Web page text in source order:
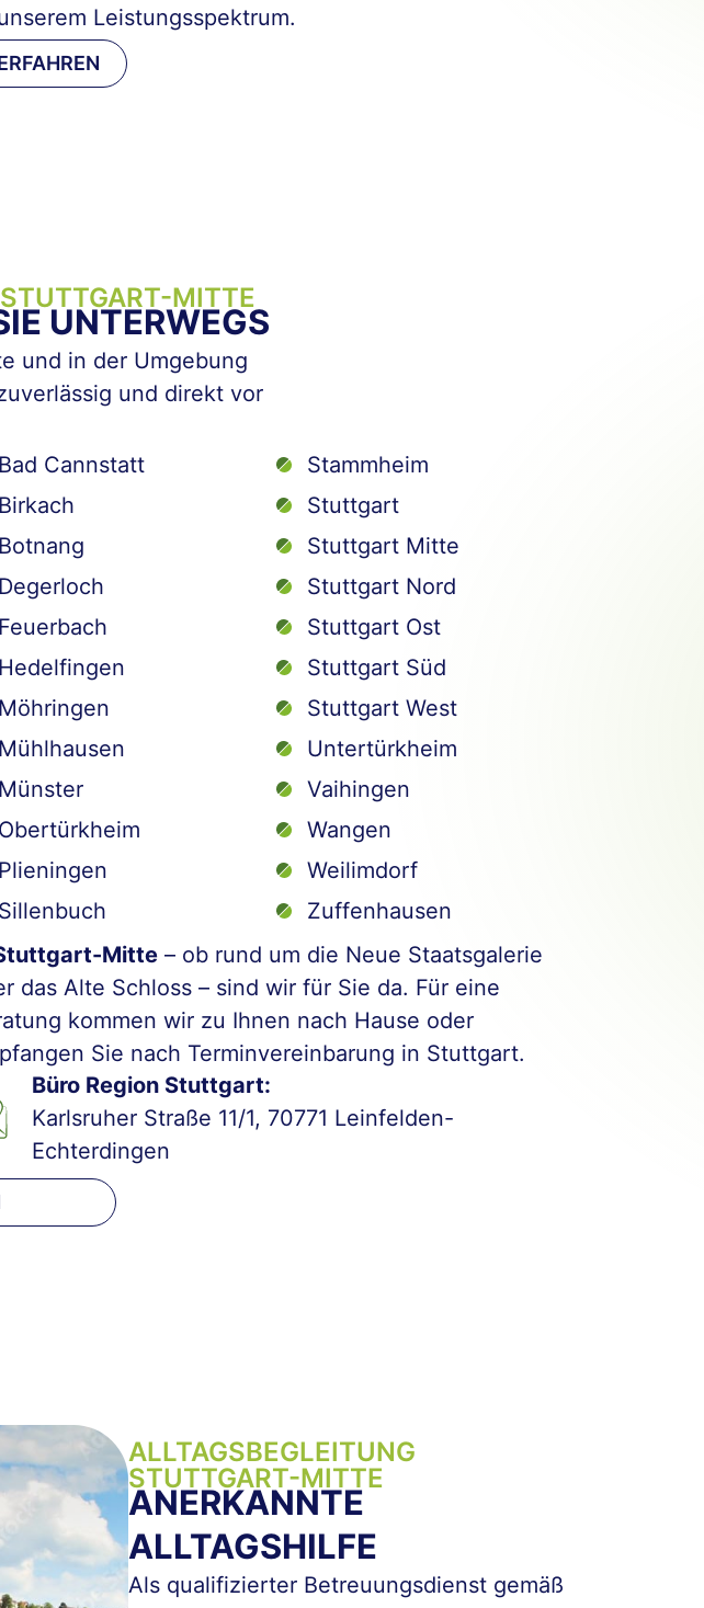
Leistungsspektrum.
MITTE
UNTERWEGS
und in der Umgebung
und direkt vor
Bad Cannstatt
Birkach
Botnang
Degerloch
Feuerbach
Hedelfingen
Möhringen
Mühlhausen
Münster
Obertürkheim
Plieningen
Sillenbuch
Stammheim
Stuttgart
Stuttgart Mitte
Stuttgart Nord
Stuttgart Ost
Stuttgart Süd
Stuttgart West
Untertürkheim
Vaihingen
Wangen
Weilimdorf
Zuffenhausen
Mitte – ob rund um die Neue Staatsgalerie
das Alte Schloss – sind wir für Sie da. Für eine
kommen wir zu Ihnen nach Hause oder
Sie nach Terminvereinbarung in Stuttgart.
Büro Region Stuttgart:
Karlsruher Straße 11/1, 70771 Leinfelden-
Echterdingen
ALLTAGSBEGLEITUNG
STUTTGART-MITTE
ANERKANNTE
ALLTAGSHILFE
Als qualifizierter Betreuungsdienst gemäß